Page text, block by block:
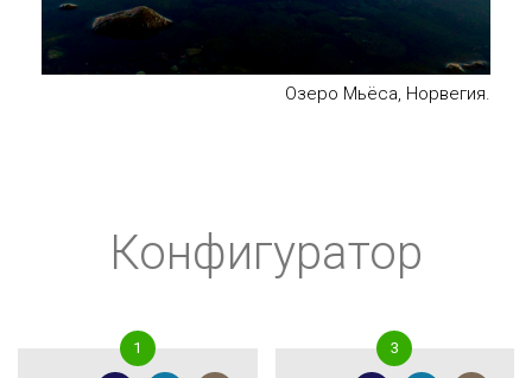
Озеро Мьёса, Норвегия.
Конфигуратор